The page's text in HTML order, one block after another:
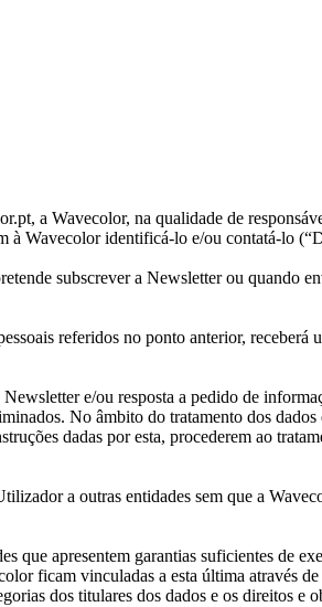
a Wavecolor, na qualidade de
Wavecolor identificá-lo e/ou contatá-lo
subscrever a Newsletter ou quando
referidos no ponto anterior,
e/ou resposta a pedido de
No âmbito do tratamento dos
dadas por esta, procederem ao
a outras entidades sem que a
que apresentem garantias suficientes de
ficam vinculadas a esta última através
dos titulares dos dados e os direitos e